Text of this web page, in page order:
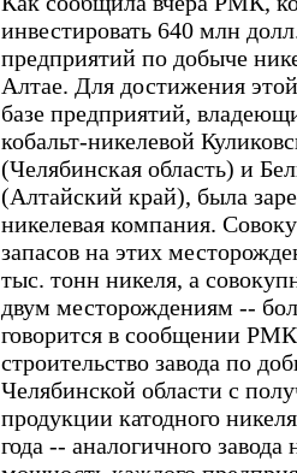
инвестировать 640 млн
предприятий по добыче
Алтае. Для достижения
базе предприятий,
кобальт-никелевой
(Челябинская область) и
(Алтайский край), была
никелевая компания.
запасов на этих
тыс. тонн никеля, а
двум месторождениям --
говорится в сообщении
строительство завода по
Челябинской области с
продукции катодного
года -- аналогичного